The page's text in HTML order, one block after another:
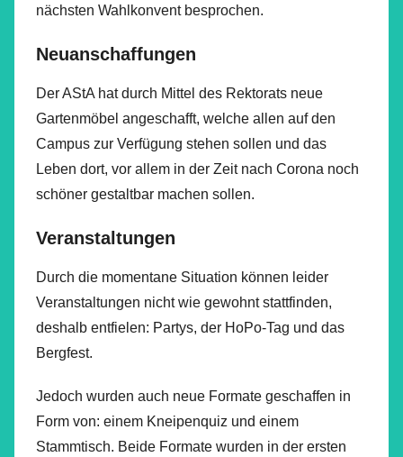
nächsten Wahlkonvent besprochen.
Neuanschaffungen
Der AStA hat durch Mittel des Rektorats neue
Gartenmöbel angeschafft, welche allen auf den
Campus zur Verfügung stehen sollen und das
Leben dort, vor allem in der Zeit nach Corona noch
schöner gestaltbar machen sollen.
Veranstaltungen
Durch die momentane Situation können leider
Veranstaltungen nicht wie gewohnt stattfinden,
deshalb entfielen: Partys, der HoPo-Tag und das
Bergfest.
Jedoch wurden auch neue Formate geschaffen in
Form von: einem Kneipenquiz und einem
Stammtisch. Beide Formate wurden in der ersten